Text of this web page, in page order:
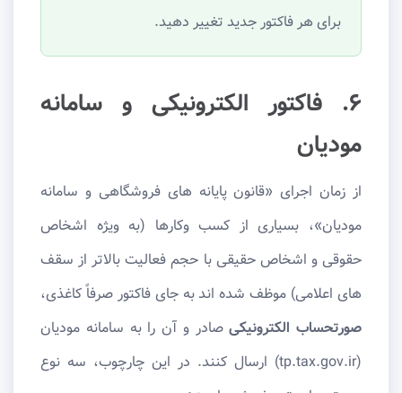
برای هر فاکتور جدید تغییر دهید.
۶. فاکتور الکترونیکی و سامانه
مودیان
از زمان اجرای «قانون پایانه های فروشگاهی و سامانه
مودیان»، بسیاری از کسب وکارها (به ویژه اشخاص
حقوقی و اشخاص حقیقی با حجم فعالیت بالاتر از سقف
های اعلامی) موظف شده اند به جای فاکتور صرفاً کاغذی،
صورتحساب الکترونیکیصادر و آن را به سامانه مودیان
(tp.tax.gov.ir) ارسال کنند. در این چارچوب، سه نوع